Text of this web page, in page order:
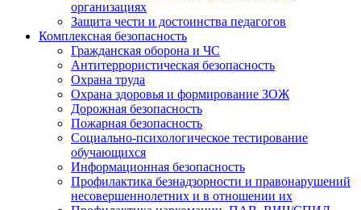
организациях
Защита чести и достоинства педагогов
Комплексная безопасность
Гражданская оборона и ЧС
Антитеррористическая безопасность
Охрана труда
Охрана здоровья и формирование ЗОЖ
Дорожная безопасность
Пожарная безопасность
Социально-психологическое тестирование
обучающихся
Информационная безопасность
Профилактика безнадзорности и правонарушений
несовершеннолетних и в отношении их